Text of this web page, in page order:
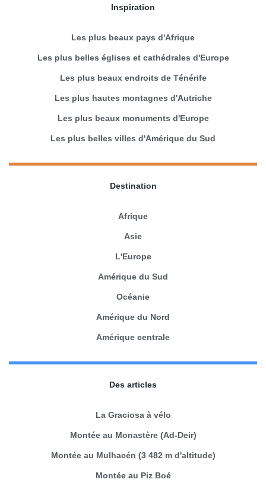
Inspiration
Les plus beaux pays d'Afrique
Les plus belles églises et cathédrales d'Europe
Les plus beaux endroits de Ténérife
Les plus hautes montagnes d'Autriche
Les plus beaux monuments d'Europe
Les plus belles villes d'Amérique du Sud
Destination
Afrique
Asie
L'Europe
Amérique du Sud
Océanie
Amérique du Nord
Amérique centrale
Des articles
La Graciosa à vélo
Montée au Monastère (Ad-Deir)
Montée au Mulhacén (3 482 m d'altitude)
Montée au Piz Boé